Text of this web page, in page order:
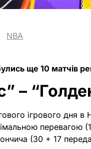
NBA
ще 10 матчів
–
ігрового дня в
перевагою
(30 + 17